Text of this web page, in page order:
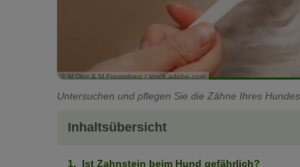
© M.Dörr & M.Frommherz / stock.adobe.com
Untersuchen und pflegen Sie die Zähne Ihres
Inhaltsübersicht
Ist Zahnstein beim Hund gefährlich?